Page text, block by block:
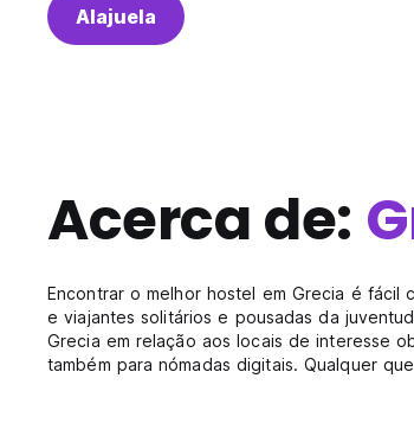
Alajuela
Acerca de:
Encontrar o melhor hostel em Grecia é fácil
e viajantes solitários e pousadas da
Grecia em relação aos locais de interesse
também para nómadas digitais. Qualquer